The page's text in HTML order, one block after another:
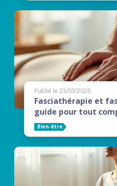
Publié le 23/03/2026
Fasciathérapie et
guide pour tout
Bien-être